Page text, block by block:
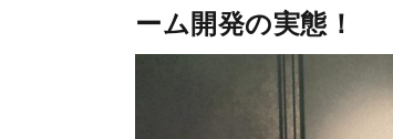
ーム開発の実態！